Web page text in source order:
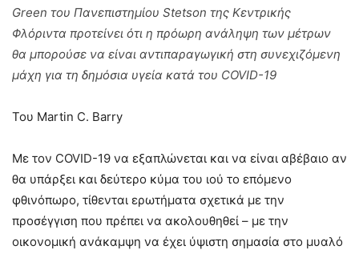
Green του Πανεπιστημίου Stetson της Κεντρικής
Φλόριντα προτείνει ότι η πρόωρη ανάληψη των μέτρων
θα μπορούσε να είναι αντιπαραγωγική στη συνεχιζόμενη
μάχη για τη δημόσια υγεία κατά του COVID-19
Του Martin C. Barry
Με τον COVID-19 να εξαπλώνεται και να είναι αβέβαιο αν
θα υπάρξει και δεύτερο κύμα του ιού το επόμενο
φθινόπωρο, τίθενται ερωτήματα σχετικά με την
προσέγγιση που πρέπει να ακολουθηθεί – με την
οικονομική ανάκαμψη να έχει ύψιστη σημασία στο μυαλό